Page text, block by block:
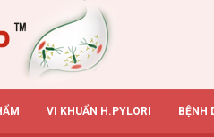
VI KHUẨN H.PYLORI BỆNH